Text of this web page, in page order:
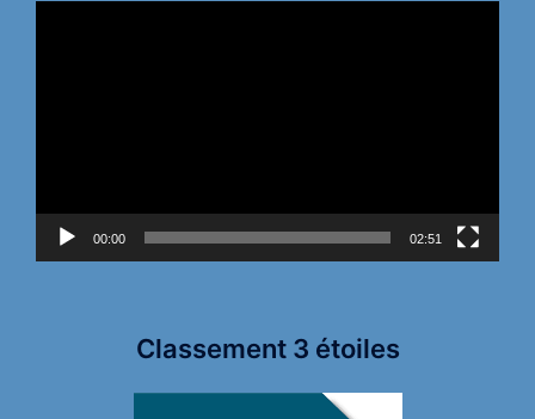
00:00 02:51
Classement 3 étoiles